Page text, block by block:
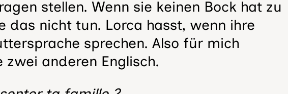
stellen. Wenn sie keinen Bock hat zu
das nicht tun. Lorca hasst, wenn ihre
sprechen. Also für mich
anderen Englisch.